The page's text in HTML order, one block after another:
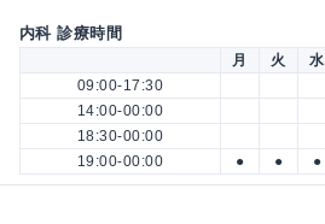
内科 診療時間
月 火 水
09:00-17:30
14:00-00:00
18:30-00:00
19:00-00:00
● ● ●